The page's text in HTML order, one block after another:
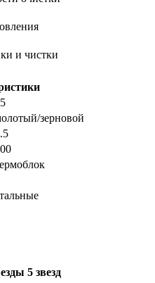
и чистки
зерновой
5 звезд